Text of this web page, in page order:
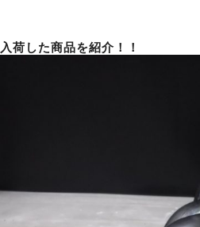
荷した商品を紹介！！